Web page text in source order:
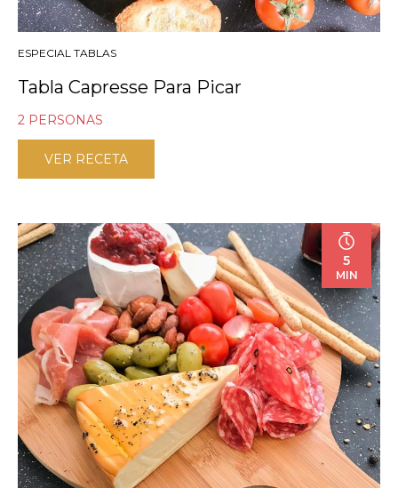
ESPECIAL TABLAS
Tabla Capresse Para Picar
2 PERSONAS
VER RECETA
5
MIN